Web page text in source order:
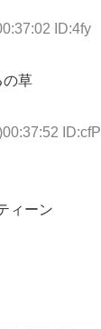
ID:4fy
の草
ID:cfP
ィーン